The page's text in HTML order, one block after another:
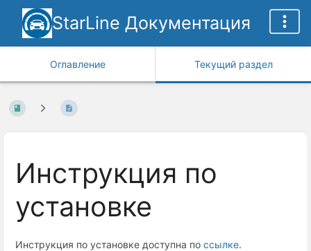
StarLine Документация
Оглавление Текущий раздел
Инструкция по
установке
Инструкция по установке доступна по ссылке.